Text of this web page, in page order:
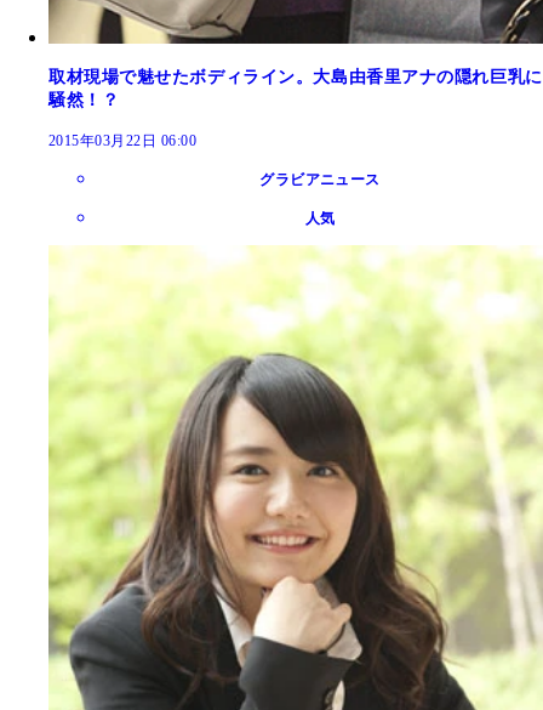
取材現場で魅せたボディライン。大島由香里アナの隠れ巨乳に
騒然！？
2015年03月22日 06:00
グラビアニュース
人気